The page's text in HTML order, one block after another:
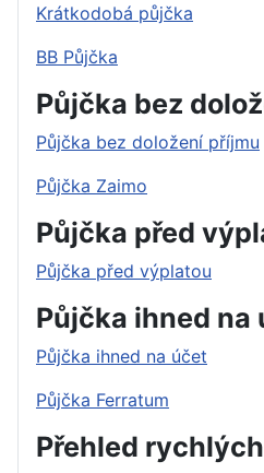
Krátkodobá půjčka
BB Půjčka
Půjčka bez
Půjčka bez doložení příjmu
Půjčka Zaimo
Půjčka před
Půjčka před výplatou
Půjčka ihned na
Půjčka ihned na účet
Půjčka Ferratum
Přehled